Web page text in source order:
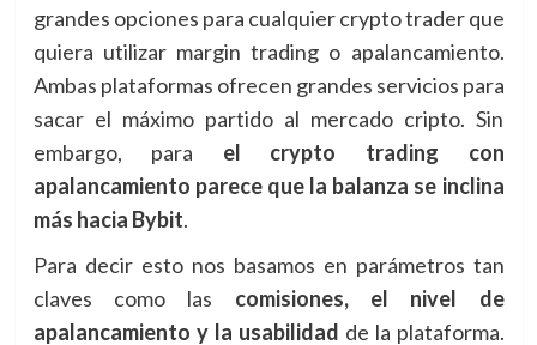
grandes opciones para cualquier crypto trader que
quiera utilizar margin trading o apalancamiento.
Ambas plataformas ofrecen grandes servicios para
sacar el máximo partido al mercado cripto. Sin
embargo, para el crypto trading con
apalancamiento parece que la balanza se inclina
más hacia Bybit.
Para decir esto nos basamos en parámetros tan
claves como las comisiones, el nivel de
apalancamiento y la usabilidad de la plataforma.